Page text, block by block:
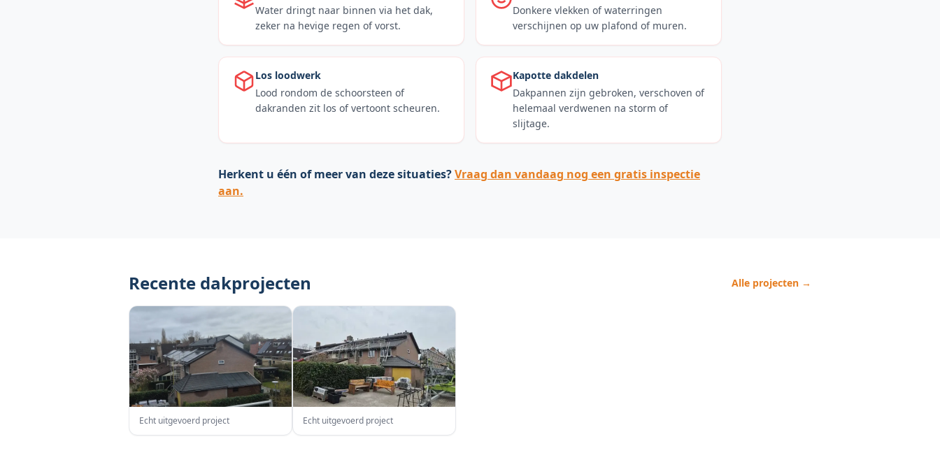
Water dringt naar binnen via het dak,
zeker na hevige regen of vorst.
Donkere vlekken of waterringen
verschijnen op uw plafond of muren.
Los loodwerk
Lood rondom de schoorsteen of
dakranden zit los of vertoont scheuren.
Kapotte dakdelen
Dakpannen zijn gebroken, verschoven of
helemaal verdwenen na storm of
slijtage.
Herkent u één of meer van deze situaties?Vraag dan vandaag nog een gratis inspectie
aan.
Recente dakprojecten Alle projecten →
Echt uitgevoerd project Echt uitgevoerd project